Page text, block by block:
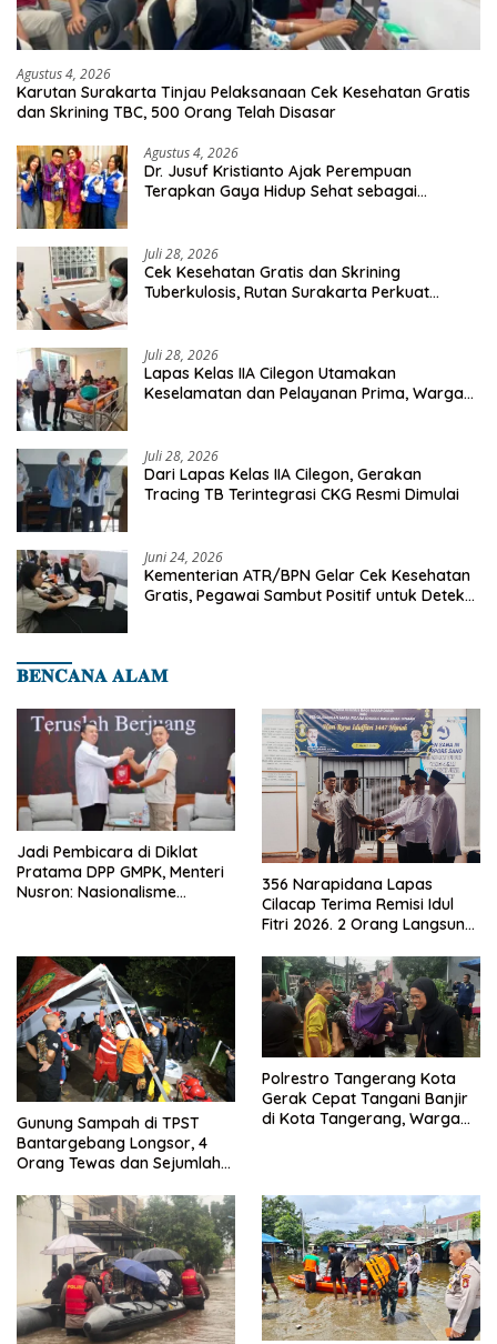
Agustus 4, 2026
Karutan Surakarta Tinjau Pelaksanaan Cek Kesehatan Gratis
dan Skrining TBC, 500 Orang Telah Disasar
Agustus 4, 2026
Dr. Jusuf Kristianto Ajak Perempuan
Terapkan Gaya Hidup Sehat sebagai
Juli 28, 2026
Cek Kesehatan Gratis dan Skrining
Tuberkulosis, Rutan Surakarta Perkuat
Juli 28, 2026
Lapas Kelas IIA Cilegon Utamakan
Keselamatan dan Pelayanan Prima, Warga
Juli 28, 2026
Dari Lapas Kelas IIA Cilegon, Gerakan
Tracing TB Terintegrasi CKG Resmi Dimulai
Juni 24, 2026
Kementerian ATR/BPN Gelar Cek Kesehatan
Gratis, Pegawai Sambut Positif untuk Deteksi
𝐁𝐄𝐍𝐂𝐀𝐍𝐀 𝐀𝐋𝐀𝐌
Jadi Pembicara di Diklat
Pratama DPP GMPK, Menteri
Nusron: Nasionalisme
356 Narapidana Lapas
Cilacap Terima Remisi Idul
Fitri 2026. 2 Orang Langsung
Gunung Sampah di TPST
Bantargebang Longsor, 4
Orang Tewas dan Sejumlah
Polrestro Tangerang Kota
Gerak Cepat Tangani Banjir
di Kota Tangerang, Warga